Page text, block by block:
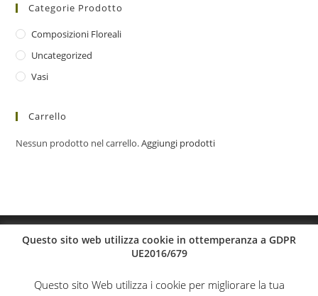
Categorie Prodotto
Composizioni Floreali
Uncategorized
Vasi
Carrello
Nessun prodotto nel carrello.Aggiungi prodotti
Questo sito web utilizza cookie in ottemperanza a GDPR
UE2016/679
Questo sito Web utilizza i cookie per migliorare la tua